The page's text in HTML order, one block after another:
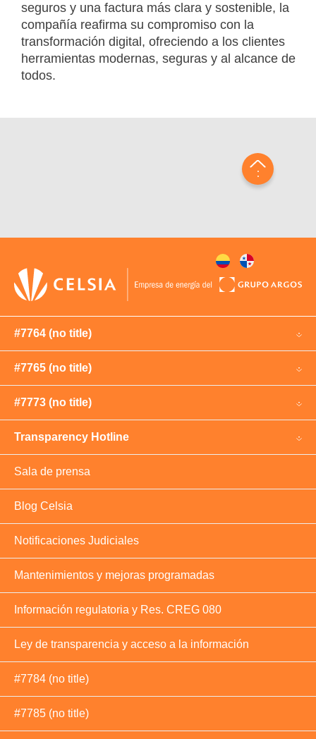
seguros y una factura más clara y sostenible, la
compañía reafirma su compromiso con la
transformación digital, ofreciendo a los clientes
herramientas modernas, seguras y al alcance de
todos.
#7764 (no title)
#7765 (no title)
Sala de prensa
Blog Celsia
#7773 (no title)
Notificaciones Judiciales
Transparency Hotline
Mantenimientos y mejoras programadas
Información regulatoria y Res. CREG 080
Ley de transparencia y acceso a la información
#7784 (no title)
#7785 (no title)